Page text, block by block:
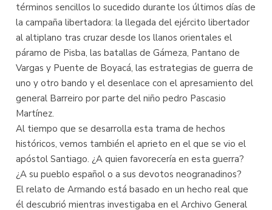
términos sencillos lo sucedido durante los últimos días de
la campaña libertadora: la llegada del ejército libertador
al altiplano tras cruzar desde los llanos orientales el
páramo de Pisba, las batallas de Gámeza, Pantano de
Vargas y Puente de Boyacá, las estrategias de guerra de
uno y otro bando y el desenlace con el apresamiento del
general Barreiro por parte del niño pedro Pascasio
Martínez.
Al tiempo que se desarrolla esta trama de hechos
históricos, vemos también el aprieto en el que se vio el
apóstol Santiago. ¿A quien favorecería en esta guerra?
¿A su pueblo español o a sus devotos neogranadinos?
El relato de Armando está basado en un hecho real que
él descubrió mientras investigaba en el Archivo General